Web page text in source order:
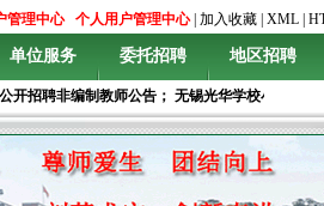
管理中心 个人用户管理中心| 加入收藏 XML
单位服务 委托招聘 地区招聘
招聘非编制教师公告； 无锡光华学校小学、初